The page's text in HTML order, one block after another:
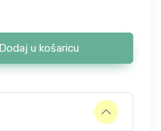
Dodaj u košaricu